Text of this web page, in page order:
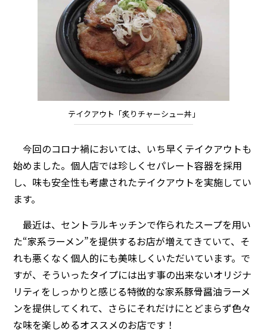
テイクアウト「炙りチャーシュー丼」
今回のコロナ禍においては、いち早くテイクアウトも
始めました。個人店では珍しくセパレート容器を採用
し、味も安全性も考慮されたテイクアウトを実施してい
ます。
最近は、セントラルキッチンで作られたスープを用い
た“家系ラーメン”を提供するお店が増えてきていて、そ
れも悪くなく個人的にも美味しくいただいています。で
すが、そういったタイプには出す事の出来ないオリジナ
リティをしっかりと感じる特徴的な家系豚骨醤油ラーメ
ンを提供してくれて、さらにそれだけにとどまらず色々
な味を楽しめるオススメのお店です！